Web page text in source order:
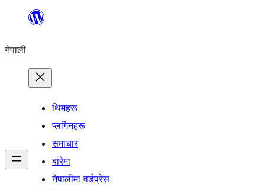
सामग्रीमा
नेपाली
थिमहरू
प्लगिनहरू
समाचार
बारेमा
नेपालीमा वर्डप्रेस